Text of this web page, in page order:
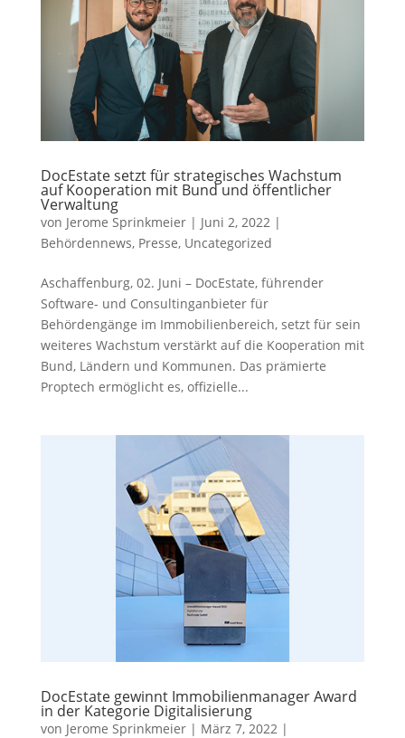
DocEstate setzt für strategisches Wachstum
auf Kooperation mit Bund und öffentlicher
Verwaltung
von Jerome Sprinkmeier| Juni 2, 2022 |
Behördennews, Presse, Uncategorized
Aschaffenburg, 02. Juni – DocEstate, führender
Software- und Consultinganbieter für
Behördengänge im Immobilienbereich, setzt für sein
weiteres Wachstum verstärkt auf die Kooperation mit
Bund, Ländern und Kommunen. Das prämierte
Proptech ermöglicht es, offizielle...
DocEstate gewinnt Immobilienmanager Award
in der Kategorie Digitalisierung
von Jerome Sprinkmeier| März 7, 2022|